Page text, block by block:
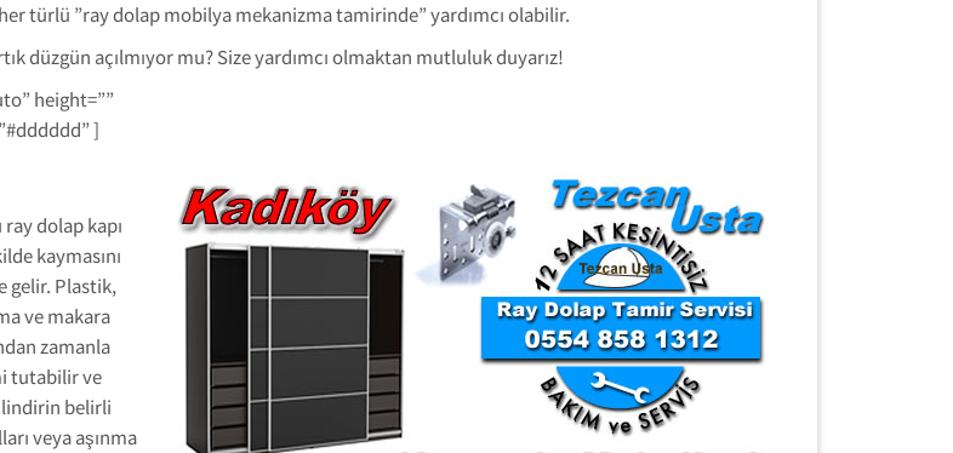
türlü ”ray dolap mobilya mekanizma tamirinde” yardımcı olabilir.
düzgün açılmıyor mu? Size yardımcı olmaktan mutluluk duyarız!
height=””
]
ray dolap kapı
kaymasını
gelir. Plastik,
ve makara
zamanla
tutabilir ve
belirli
veya aşınma